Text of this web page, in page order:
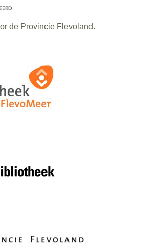
de Provincie Flevoland.